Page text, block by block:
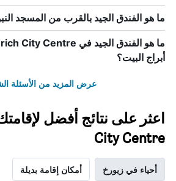
ما هو الفندق الجيد بالقرب من المسجد
أبراج البيت؟
عرض المزيد من الأسئلة
City Centre
أحياء في زيورخ أمكان إقامة بديلة